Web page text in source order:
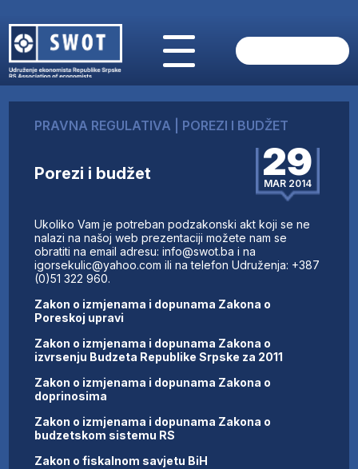
O NAMA
ANALIZE
FINANSIJE
IZ STRANIH MEDIJA
AKTIVNOSTI
SWOT INTERVJU
UČLANI SE
KONTAKT
PRAVNA REGULATIVA POREZI I BUDŽET
Porezi i budžet 29
MAR 2014
Ukoliko Vam je potreban podzakonski akt koji se ne
nalazi na našoj web prezentaciji možete nam se
obratiti na email adresu: info@swot.ba i na
igorsekulic@yahoo.com ili na telefon Udruženja: +387
(0)51 322 960.
Zakon o izmjenama i dopunama Zakona o
Poreskoj upravi
Zakon o izmjenama i dopunama Zakona o
izvrsenju Budzeta Republike Srpske za 2011
Zakon o izmjenama i dopunama Zakona o
doprinosima
Zakon o izmjenama i dopunama Zakona o
budzetskom sistemu RS
Zakon o fiskalnom savjetu BiH